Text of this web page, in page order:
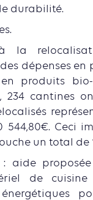
durabilité.
la
dépenses
en produits
234 cantines
544,80€. Ceci
un total de
: aide
de cuisine